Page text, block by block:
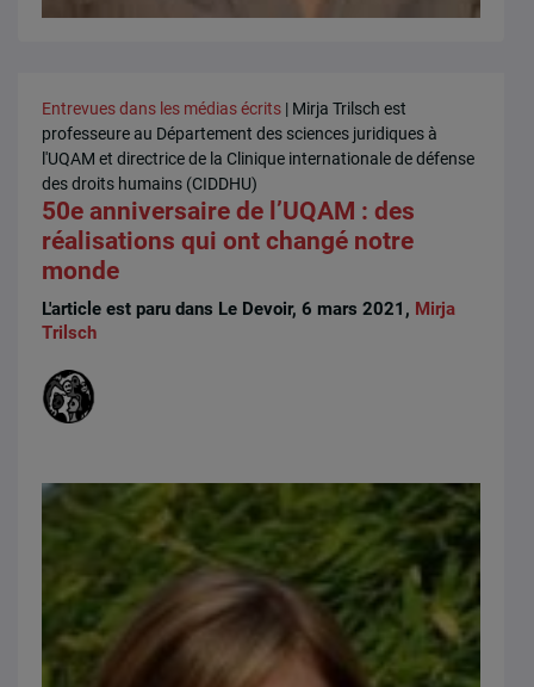
Entrevues dans les médias écrits | Mirja Trilsch est
professeure au Département des sciences juridiques à
l'UQAM et directrice de la Clinique internationale de défense
des droits humains (CIDDHU)
50e anniversaire de l’UQAM : des
réalisations qui ont changé notre
monde
L'article est paru dans Le Devoir, 6 mars 2021, Mirja
Trilsch